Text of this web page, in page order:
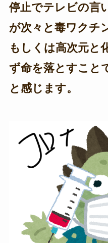
停止でテレビの言
が次々と毒ワクチ
もしくは高次元と
ず命を落とすこと
と感じます。